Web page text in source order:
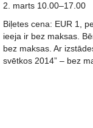
2. marts 10.00–17.00
Biļetes cena: EUR 1,
ieeja ir bez maksas.
bez maksas. Ar
svētkos 2014” – bez